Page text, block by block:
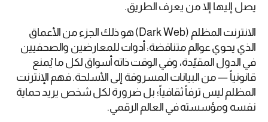
يصل إليها إلا من يعرف الطريق.
الانترنت المظلم (Dark Web) هو ذلك الجزء من الأعماق
الذي يحوي عوالم متناقضة: أدوات للمعارضين والصحفيين
في الدول المقيّدة، وفي الوقت ذاته أسواق لكل ما يُمنع
قانونياً — من البيانات المسروقة إلى الأسلحة. فهم الإنترنت
المظلم ليس ترفاً ثقافياً؛ بل ضرورة لكل شخص يريد حماية
نفسه ومؤسسته في العالم الرقمي.